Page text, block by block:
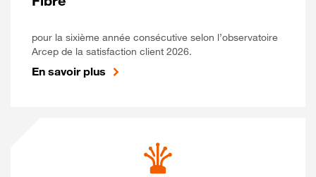
pour la sixième année consécutive selon l’observatoire
Arcep de la satisfaction client 2026.
En savoir plus